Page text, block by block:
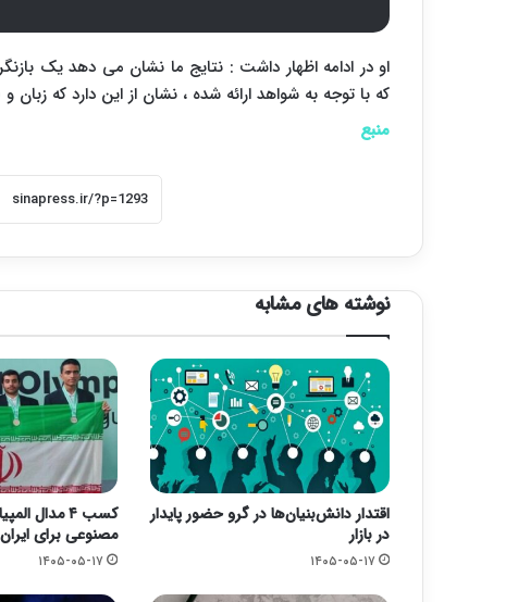
او در ادامه اظهار داشت : نتایج ما نشان می دهد یک
که با توجه به شواهد ارائه شده ، نشان از این دارد که
منبع
نوشته های مشابه
اقتدار دانش‌بنیان‌ها در گرو حضور پایدار
در بازار
۱۴۰۵-۰۵-۱۷
کسب ۴ مدال
مصنوعی برای ایران
۱۴۰۵-۰۵-۱۷